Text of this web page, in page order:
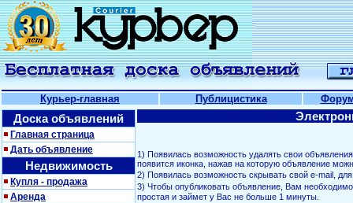
Курьер-главная Публицистика
Доска объявлений
Главная страница
Дать объявление
Недвижимость
Купля - продажа
Аренда
1) Появилась возможность удалять свои
появится иконка, нажав на которую объявление
2) Появилась возможность скрывать свой е-mail,
3) Чтобы опубликовать объявление, Вам
простая и займет у Вас не больше 1 минуты.